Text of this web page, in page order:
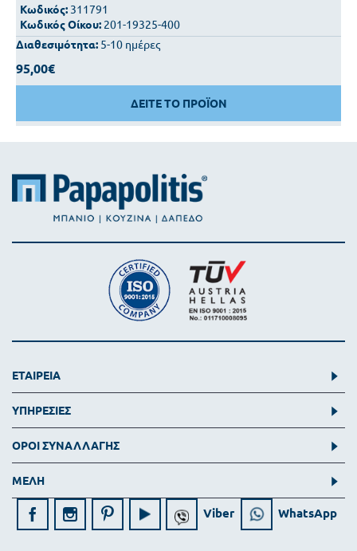
Κωδικός: 311791
Κωδικός Οίκου: 201-19325-400
Διαθεσιμότητα: 5-10 ημέρες
95,00€
ΔΕΙΤΕ ΤΟ ΠΡΟΪΟΝ
ΕΤΑΙΡΕΙΑ
ΥΠΗΡΕΣΙΕΣ
ΟΡΟΙ ΣΥΝΑΛΛΑΓΗΣ
ΜΕΛΗ
Viber WhatsApp